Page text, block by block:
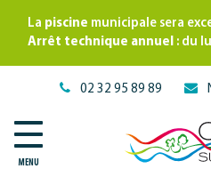
La piscine municipale sera
Arrêt technique annuel : du
02 32 95 89 89
MENU